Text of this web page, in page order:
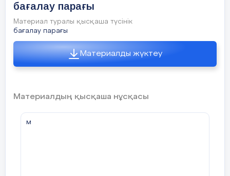
бағалау парағы
Материал туралы қысқаша түсінік
бағалау парағы
Материалды жүктеу
Материалдың қысқаша нұсқасы
м